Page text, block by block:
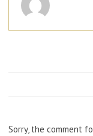
Sorry, the comment